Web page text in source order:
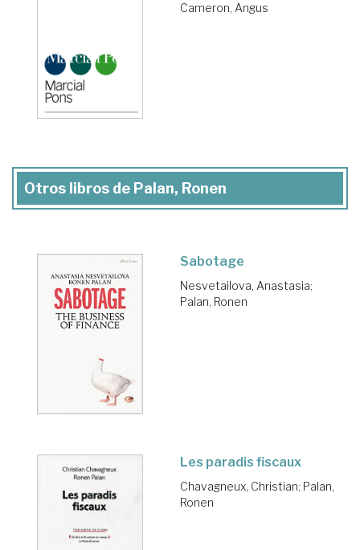
Cameron, Angus
Otros libros de Palan, Ronen
Sabotage
Nesvetailova, Anastasia;
Palan, Ronen
Les paradis fiscaux
Chavagneux, Christian; Palan,
Ronen